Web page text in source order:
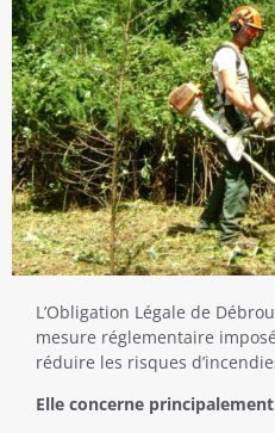
L’Obligation Légale de
mesure réglementaire
réduire les risques
Elle concerne